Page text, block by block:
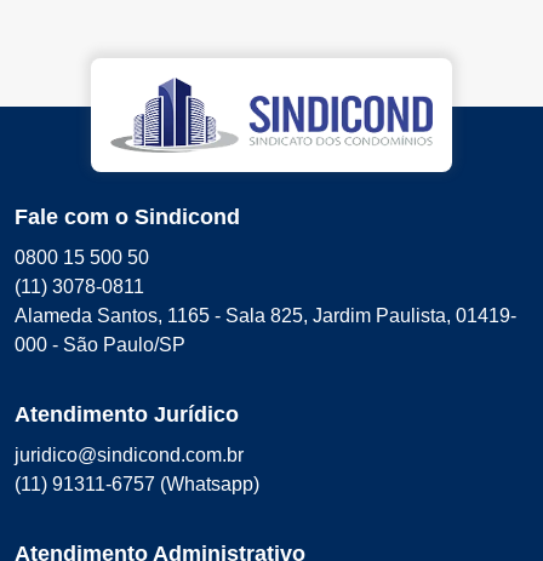
Fale com o Sindicond
0800 15 500 50
(11) 3078-0811
Alameda Santos, 1165 - Sala 825, Jardim Paulista, 01419-
000 - São Paulo/SP
Atendimento Jurídico
juridico@sindicond.com.br
(11) 91311-6757 (Whatsapp)
Atendimento Administrativo